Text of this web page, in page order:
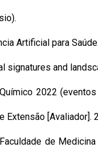
Artificial para
signatures and
2022
Extensão [Avaliador].
de